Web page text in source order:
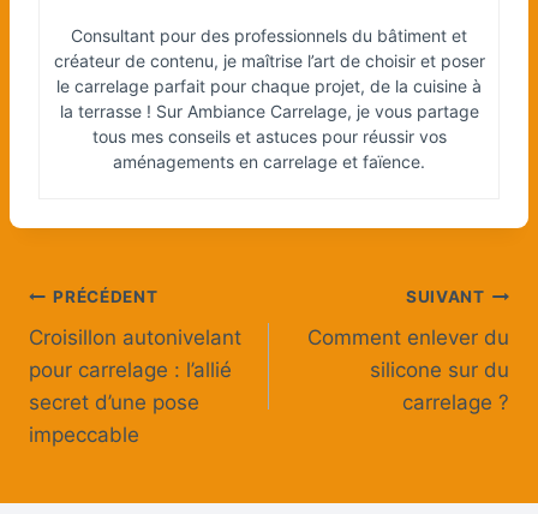
Consultant pour des professionnels du bâtiment et
créateur de contenu, je maîtrise l’art de choisir et poser
le carrelage parfait pour chaque projet, de la cuisine à
la terrasse ! Sur Ambiance Carrelage, je vous partage
tous mes conseils et astuces pour réussir vos
aménagements en carrelage et faïence.
Navigation
de
l’article
PRÉCÉDENT
Croisillon autonivelant
pour carrelage : l’allié
secret d’une pose
impeccable
SUIVANT
Comment enlever du
silicone sur du
carrelage ?